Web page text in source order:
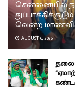
சென்னையில்
வென்ற
AUGUST 6, 2026